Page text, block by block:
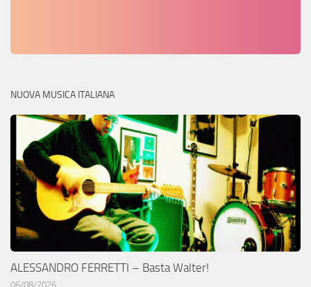
NUOVA MUSICA ITALIANA
ALESSANDRO FERRETTI – Basta Walter!
06/08/2026